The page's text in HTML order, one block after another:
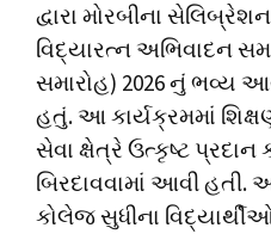
દ્વારા મોરબીના
વિદ્યારત્ન અભિવાદન
સમારોહ) 2026 નું ભવ્ય
હતું. આ કાર્યક્રમમાં
સેવા ક્ષેત્રે ઉત્કૃષ્ટ
બિરદાવવામાં આવી હતી.
કોલેજ સુધીના